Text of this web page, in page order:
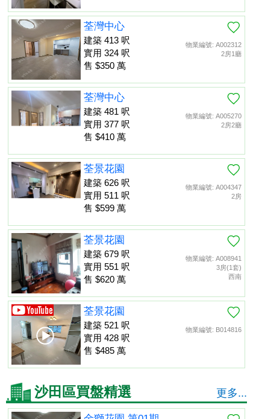
物業編號: A002312
2房1廳
荃灣中心
建築 413 呎
實用 324 呎
售 $350 萬
物業編號: A005270
2房2廳
荃灣中心
建築 481 呎
實用 377 呎
售 $410 萬
物業編號: A004347
2房
荃景花園
建築 626 呎
實用 511 呎
售 $599 萬
物業編號: A008941
3房(1套)
西南
荃景花園
建築 679 呎
實用 551 呎
售 $620 萬
物業編號: B014816
荃景花園
建築 521 呎
實用 428 呎
售 $485 萬
沙田區買盤精選 更多...